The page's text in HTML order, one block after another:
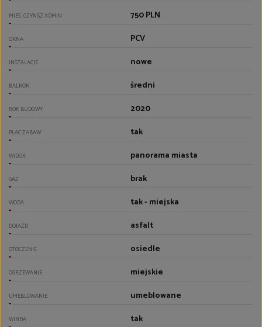
MIES. CZYNSZ ADMIN. 750 PLN
OKNA PCV
INSTALACJE nowe
BALKON średni
ROK BUDOWY 2020
PLAC ZABAW tak
WIDOK panorama miasta
GAZ brak
WODA tak - miejska
DOJAZD asfalt
OTOCZENIE osiedle
OGRZEWANIE miejskie
UMEBLOWANIE umeblowane
WINDA tak